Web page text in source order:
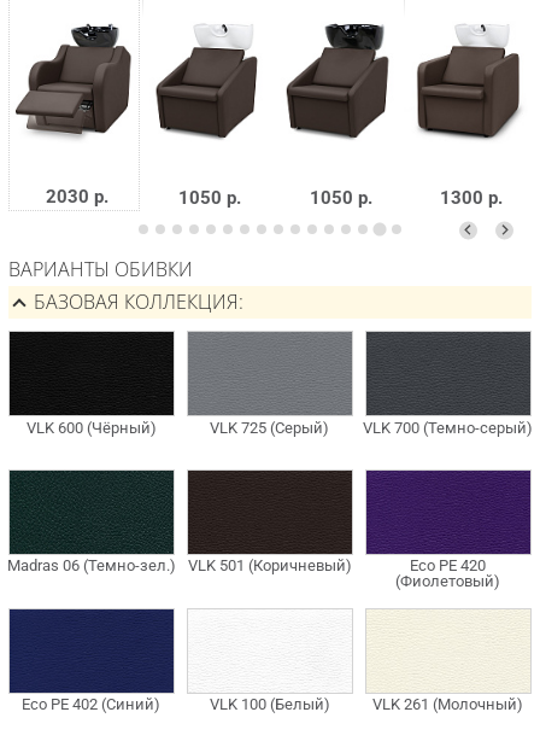
2030 р. 1050 р. 1050 р. 1300 р.
ВАРИАНТЫ ОБИВКИ
БАЗОВАЯ КОЛЛЕКЦИЯ